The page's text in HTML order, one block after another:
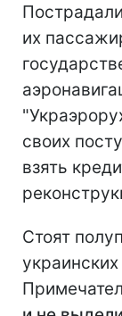
их
своих
взять
Стоят